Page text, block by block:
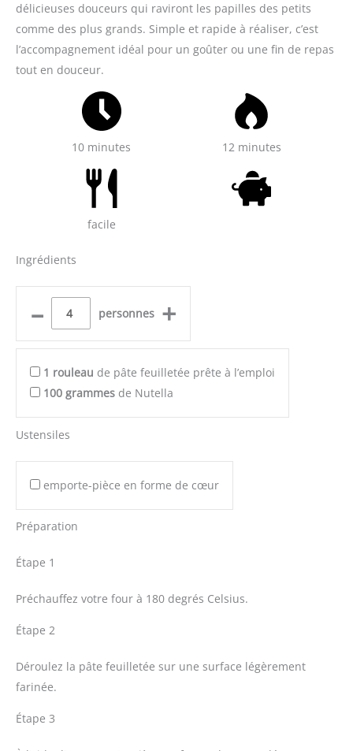
délicieuses douceurs qui raviront les papilles des petits
comme des plus grands. Simple et rapide à réaliser, c’est
l’accompagnement idéal pour un goûter ou une fin de repas
tout en douceur.
10 minutes 12 minutes
facile
Ingrédients
– personnes +
1 rouleau de pâte feuilletée prête à l’emploi
100 grammes de Nutella
Ustensiles
emporte-pièce en forme de cœur
Préparation
Étape 1
Préchauffez votre four à 180 degrés Celsius.
Étape 2
Déroulez la pâte feuilletée sur une surface légèrement
farinée.
Étape 3